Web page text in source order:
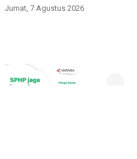
Jumat, 7 Agustus 2026